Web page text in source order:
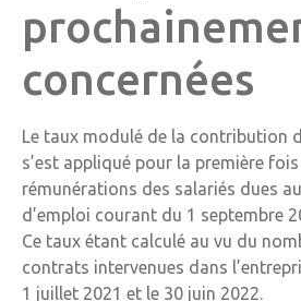
concernées
Le taux modulé de la contribution
s’est appliqué pour la première
rémunérations des salariés dues
d’emploi courant du 1 septembre
Ce taux étant calculé au vu du
contrats intervenues dans
1 juillet 2021 et le 30 juin 2022.